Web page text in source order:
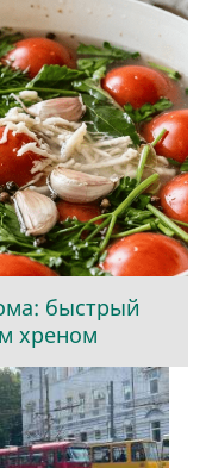
быстрый
хреном